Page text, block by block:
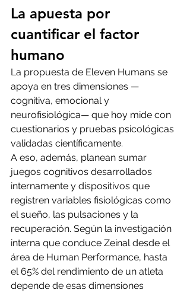
La apuesta por
cuantificar el factor
humano
La propuesta de Eleven Humans se
apoya en tres dimensiones —
cognitiva, emocional y
neurofisiológica— que hoy mide con
cuestionarios y pruebas psicológicas
validadas científicamente.
A eso, además, planean sumar
juegos cognitivos desarrollados
internamente y dispositivos que
registren variables fisiológicas como
el sueño, las pulsaciones y la
recuperación. Según la investigación
interna que conduce Zeinal desde el
área de Human Performance, hasta
el 65% del rendimiento de un atleta
depende de esas dimensiones